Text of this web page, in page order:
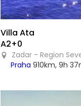
Villa Ata
A2+0
Zadar - Region
Praha 910km, 9h